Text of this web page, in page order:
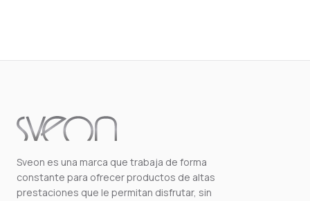
Sveon es una marca que trabaja de forma
constante para ofrecer productos de altas
prestaciones que le permitan disfrutar, sin